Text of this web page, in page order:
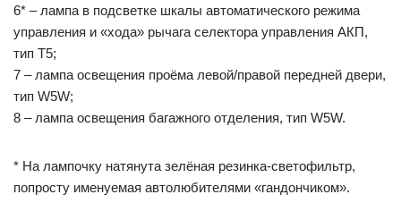
6* – лампа в подсветке шкалы автоматического режима
управления и «хода» рычага селектора управления АКП,
тип Т5;
7 – лампа освещения проёма левой/правой передней двери,
тип W5W;
8 – лампа освещения багажного отделения, тип W5W.
* На лампочку натянута зелёная резинка-светофильтр,
попросту именуемая автолюбителями «гандончиком».